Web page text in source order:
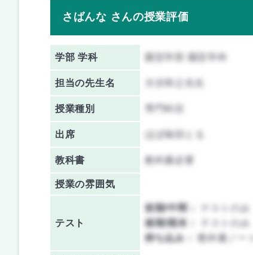
さばんな さんの授業評価
学部 学科 園芸学部 園芸学科
担当の先生名
授業種別 専門科目
出席 ほぼ毎回とる
教科書 教科書必要
授業の雰囲気
テスト
前期/中間：
テストのみ
後期/期末：
テストのみ
持ち込み：
教科書ノー